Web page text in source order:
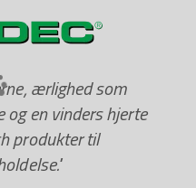
ærlighed som
en vinders hjerte
produkter til